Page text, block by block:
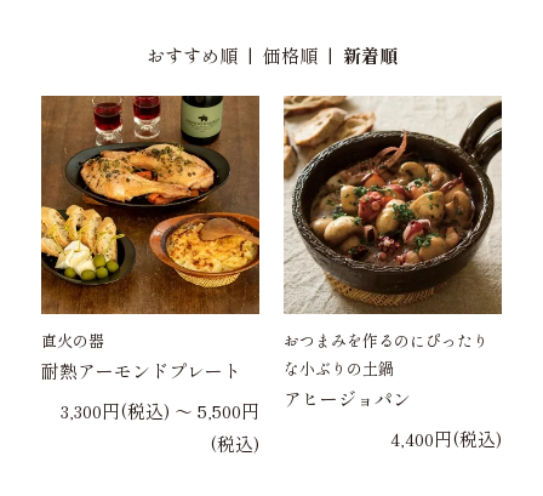
おすすめ順| 価格順| 新着順
直火の器
耐熱アーモンドプレート
3,300円(税込) 〜 5,500円
(税込)
おつまみを作るのにぴったり
な小ぶりの土鍋
アヒージョパン
4,400円(税込)